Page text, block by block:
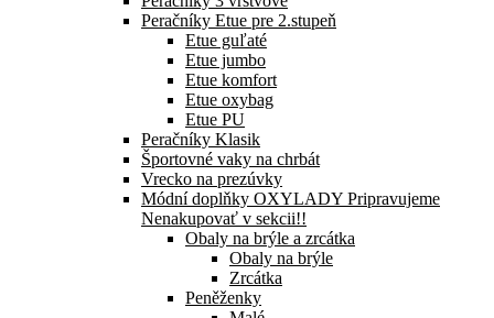
Peračníky Etue pre 2.stupeň
Etue guľaté
Etue jumbo
Etue komfort
Etue oxybag
Etue PU
Peračníky Klasik
Športovné vaky na chrbát
Vrecko na prezúvky
Módní doplňky OXYLADY Pripravujeme
Nenakupovať v sekcii!!
Obaly na brýle a zrcátka
Obaly na brýle
Zrcátka
Peněženky